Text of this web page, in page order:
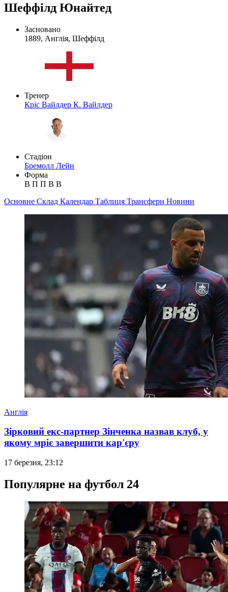
Шеффілд Юнайтед
Засновано
1889, Англія, Шеффілд
Тренер
Кріс Вайлдер К. Вайлдер
Стадіон
Бремолл Лейн
Форма
В П П В В
Основне Склад Календар Таблиця Трансфери Новини
Англія
Зірковий екс-партнер Зінченка назвав клуб, у
якому мріє завершити кар'єру
17 березня, 23:12
Популярне на футбол 24